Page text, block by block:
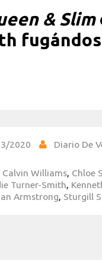
& Slim
2020 Diario De
Calvin Williams, Chloe
Turner-Smith,
Armstrong, Sturgill